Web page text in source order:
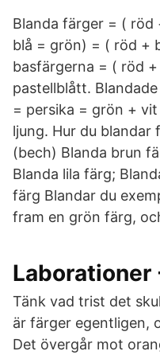
Blanda färger = ( röd
blå = grön) = ( röd +
basfärgerna = ( röd
pastellblått.
= persika = grön +
ljung. Hur du blandar
(bech) Blanda brun
Blanda lila färg;
färg Blandar du
fram en grön färg,
Laborationer
Tänk vad trist det
är färger egentligen,
Det övergår mot